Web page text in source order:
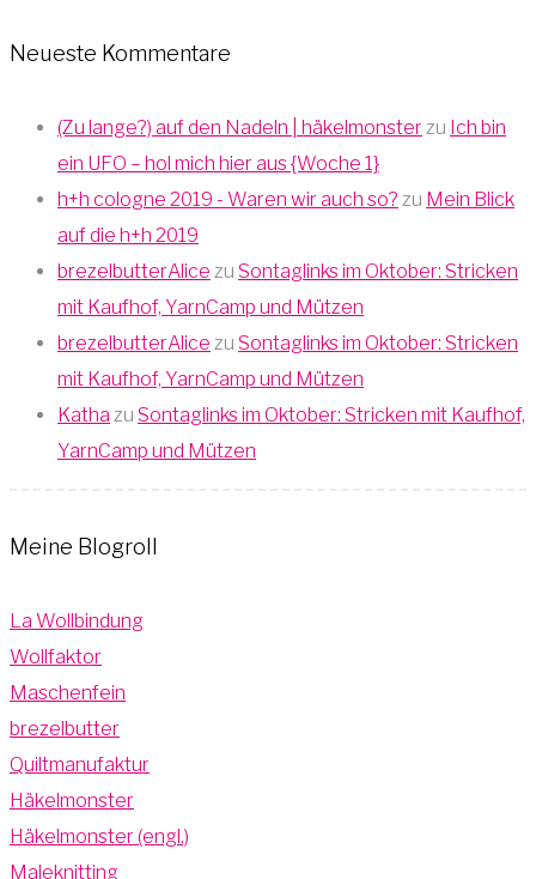
Neueste Kommentare
(Zu lange?) auf den Nadeln | häkelmonster zu Ich bin
ein UFO – hol mich hier aus {Woche 1}
h+h cologne 2019 - Waren wir auch so? zu Mein Blick
auf die h+h 2019
brezelbutterAlice zu Sontaglinks im Oktober: Stricken
mit Kaufhof, YarnCamp und Mützen
brezelbutterAlice zu Sontaglinks im Oktober: Stricken
mit Kaufhof, YarnCamp und Mützen
Katha zu Sontaglinks im Oktober: Stricken mit Kaufhof,
YarnCamp und Mützen
Meine Blogroll
La Wollbindung
Wollfaktor
Maschenfein
brezelbutter
Quiltmanufaktur
Häkelmonster
Häkelmonster (engl.)
Maleknitting